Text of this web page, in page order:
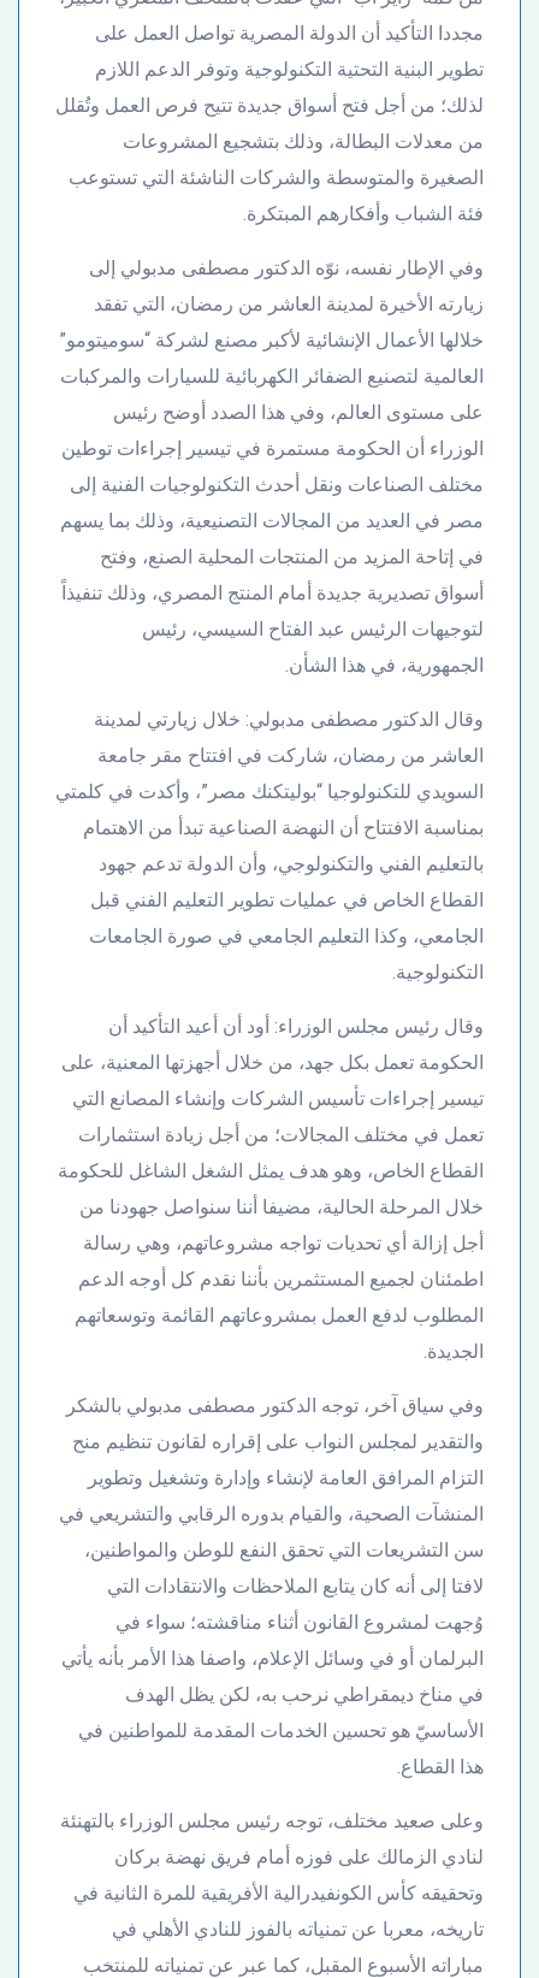
مجددا التأكيد أن الدولة المصرية تواصل العمل على
تطوير البنية التحتية التكنولوجية وتوفر الدعم اللازم
لذلك؛ من أجل فتح أسواق جديدة تتيح فرص العمل وتُقلل
من معدلات البطالة، وذلك بتشجيع المشروعات
الصغيرة والمتوسطة والشركات الناشئة التي تستوعب
فئة الشباب وأفكارهم المبتكرة.
وفي الإطار نفسه، نوّه الدكتور مصطفى مدبولي إلى
زيارته الأخيرة لمدينة العاشر من رمضان، التي تفقد
خلالها الأعمال الإنشائية لأكبر مصنع لشركة “سوميتومو”
العالمية لتصنيع الضفائر الكهربائية للسيارات والمركبات
على مستوى العالم، وفي هذا الصدد أوضح رئيس
الوزراء أن الحكومة مستمرة في تيسير إجراءات توطين
مختلف الصناعات ونقل أحدث التكنولوجيات الفنية إلى
مصر في العديد من المجالات التصنيعية، وذلك بما يسهم
في إتاحة المزيد من المنتجات المحلية الصنع، وفتح
أسواق تصديرية جديدة أمام المنتج المصري، وذلك تنفيذاً
لتوجيهات الرئيس عبد الفتاح السيسي، رئيس
الجمهورية، في هذا الشأن.
وقال الدكتور مصطفى مدبولي: خلال زيارتي لمدينة
العاشر من رمضان، شاركت في افتتاح مقر جامعة
السويدي للتكنولوجيا “بوليتكنك مصر”، وأكدت في كلمتي
بمناسبة الافتتاح أن النهضة الصناعية تبدأ من الاهتمام
بالتعليم الفني والتكنولوجي، وأن الدولة تدعم جهود
القطاع الخاص في عمليات تطوير التعليم الفني قبل
الجامعي، وكذا التعليم الجامعي في صورة الجامعات
التكنولوجية.
وقال رئيس مجلس الوزراء: أود أن أعيد التأكيد أن
الحكومة تعمل بكل جهد، من خلال أجهزتها المعنية، على
تيسير إجراءات تأسيس الشركات وإنشاء المصانع التي
تعمل في مختلف المجالات؛ من أجل زيادة استثمارات
القطاع الخاص، وهو هدف يمثل الشغل الشاغل للحكومة
خلال المرحلة الحالية، مضيفا أننا سنواصل جهودنا من
أجل إزالة أي تحديات تواجه مشروعاتهم، وهي رسالة
اطمئنان لجميع المستثمرين بأننا نقدم كل أوجه الدعم
المطلوب لدفع العمل بمشروعاتهم القائمة وتوسعاتهم
الجديدة.
وفي سياق آخر، توجه الدكتور مصطفى مدبولي بالشكر
والتقدير لمجلس النواب على إقراره لقانون تنظيم منح
التزام المرافق العامة لإنشاء وإدارة وتشغيل وتطوير
المنشآت الصحية، والقيام بدوره الرقابي والتشريعي في
سن التشريعات التي تحقق النفع للوطن والمواطنين،
لافتا إلى أنه كان يتابع الملاحظات والانتقادات التي
وُجهت لمشروع القانون أثناء مناقشته؛ سواء في
البرلمان أو في وسائل الإعلام، واصفا هذا الأمر بأنه يأتي
في مناخ ديمقراطي نرحب به، لكن يظل الهدف
الأساسيّ هو تحسين الخدمات المقدمة للمواطنين في
هذا القطاع.
وعلى صعيد مختلف، توجه رئيس مجلس الوزراء بالتهنئة
لنادي الزمالك على فوزه أمام فريق نهضة بركان
وتحقيقه كأس الكونفيدرالية الأفريقية للمرة الثانية في
تاريخه، معربا عن تمنياته بالفوز للنادي الأهلي في
مباراته الأسبوع المقبل، كما عبر عن تمنياته للمنتخب